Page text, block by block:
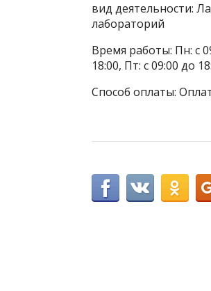
вид деятельности:
лабораторий
Время работы: Пн: с
18:00, Пт: с 09:00 до
Способ оплаты: